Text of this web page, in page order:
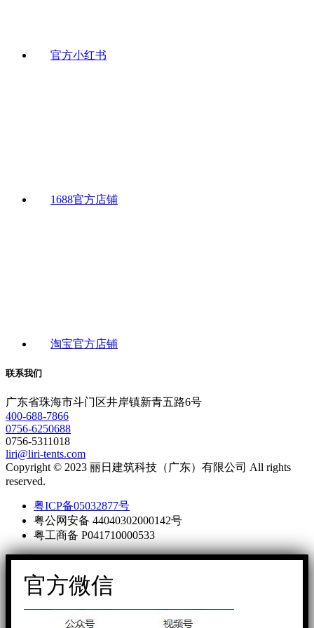
官方小红书
1688官方店铺
淘宝官方店铺
联系我们
广东省珠海市斗门区井岸镇新青五路6号
400-688-7866
0756-6250688
0756-5311018
liri@liri-tents.com
Copyright © 2023 丽日建筑科技（广东）有限公司 All rights
reserved.
粤ICP备05032877号
粤公网安备 44040302000142号
粤工商备 P041710000533
官方微信